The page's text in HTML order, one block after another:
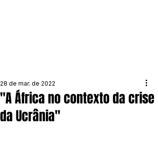
"A África no contexto da crise
da Ucrânia"
28 de mar. de 2022